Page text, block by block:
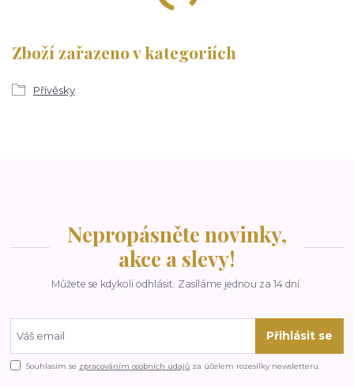
Zboží zařazeno v kategoriích
Přívěsky
Nepropásněte novinky,
akce a slevy!
Můžete se kdykoli odhlásit. Zasíláme jednou za 14 dní.
Přihlásit se
Souhlasím se zpracováním osobních údajů za účelem rozesílky newsletteru.